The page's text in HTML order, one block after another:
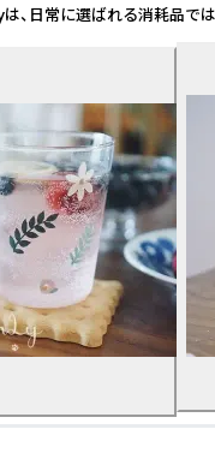
日常に選ばれる消耗品で